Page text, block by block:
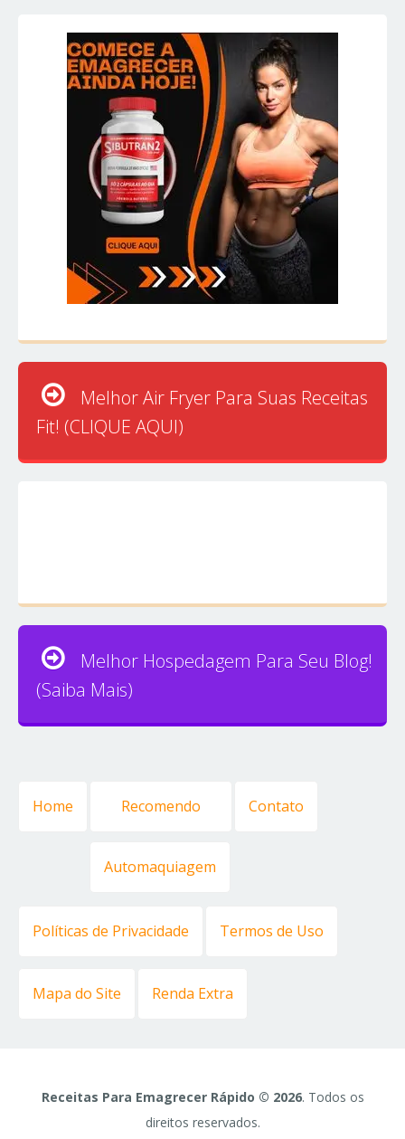
Melhor Air Fryer Para Suas Receitas
Fit! (CLIQUE AQUI)
Melhor Hospedagem Para Seu Blog!
(Saiba Mais)
Home Recomendo
Automaquiagem
Contato
Políticas de Privacidade Termos de Uso
Mapa do Site Renda Extra
Receitas Para Emagrecer Rápido © 2026. Todos os
direitos reservados.